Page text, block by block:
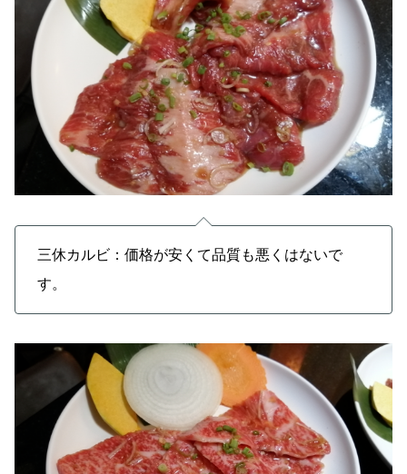
三休カルビ：価格が安くて品質も悪くはないで
す。